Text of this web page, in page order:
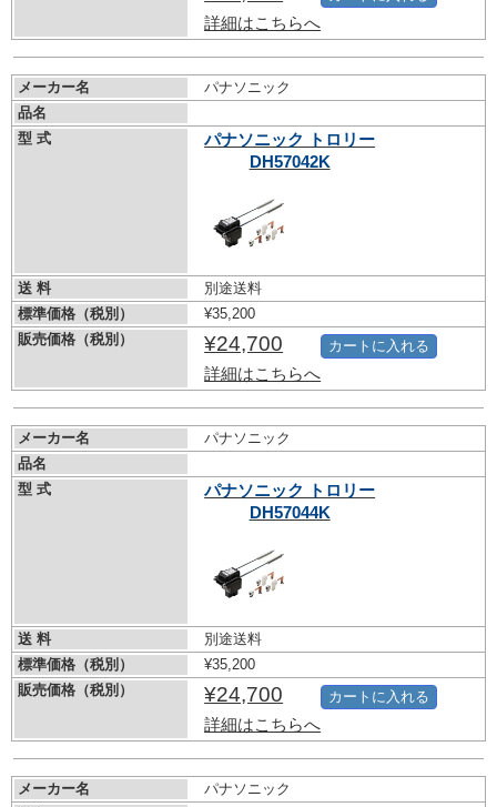
詳細はこちらへ
メーカー名
パナソニック
品名
型 式
パナソニック トロリー
DH57042K
送 料
別途送料
標準価格（税別）
¥35,200
販売価格（税別）
¥24,700
詳細はこちらへ
カートに入れる
メーカー名
パナソニック
品名
型 式
パナソニック トロリー
DH57044K
送 料
別途送料
標準価格（税別）
¥35,200
販売価格（税別）
¥24,700
詳細はこちらへ
カートに入れる
メーカー名
パナソニック